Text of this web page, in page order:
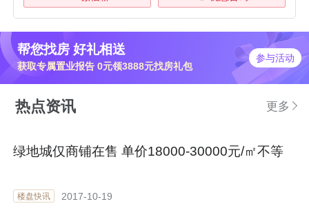
帮您找房 好礼相送
获取专属置业报告 0元领3888元找房礼包
参与活动
热点资讯 更多
绿地城仅商铺在售 单价18000-30000元/㎡不等
楼盘快讯 2017-10-19